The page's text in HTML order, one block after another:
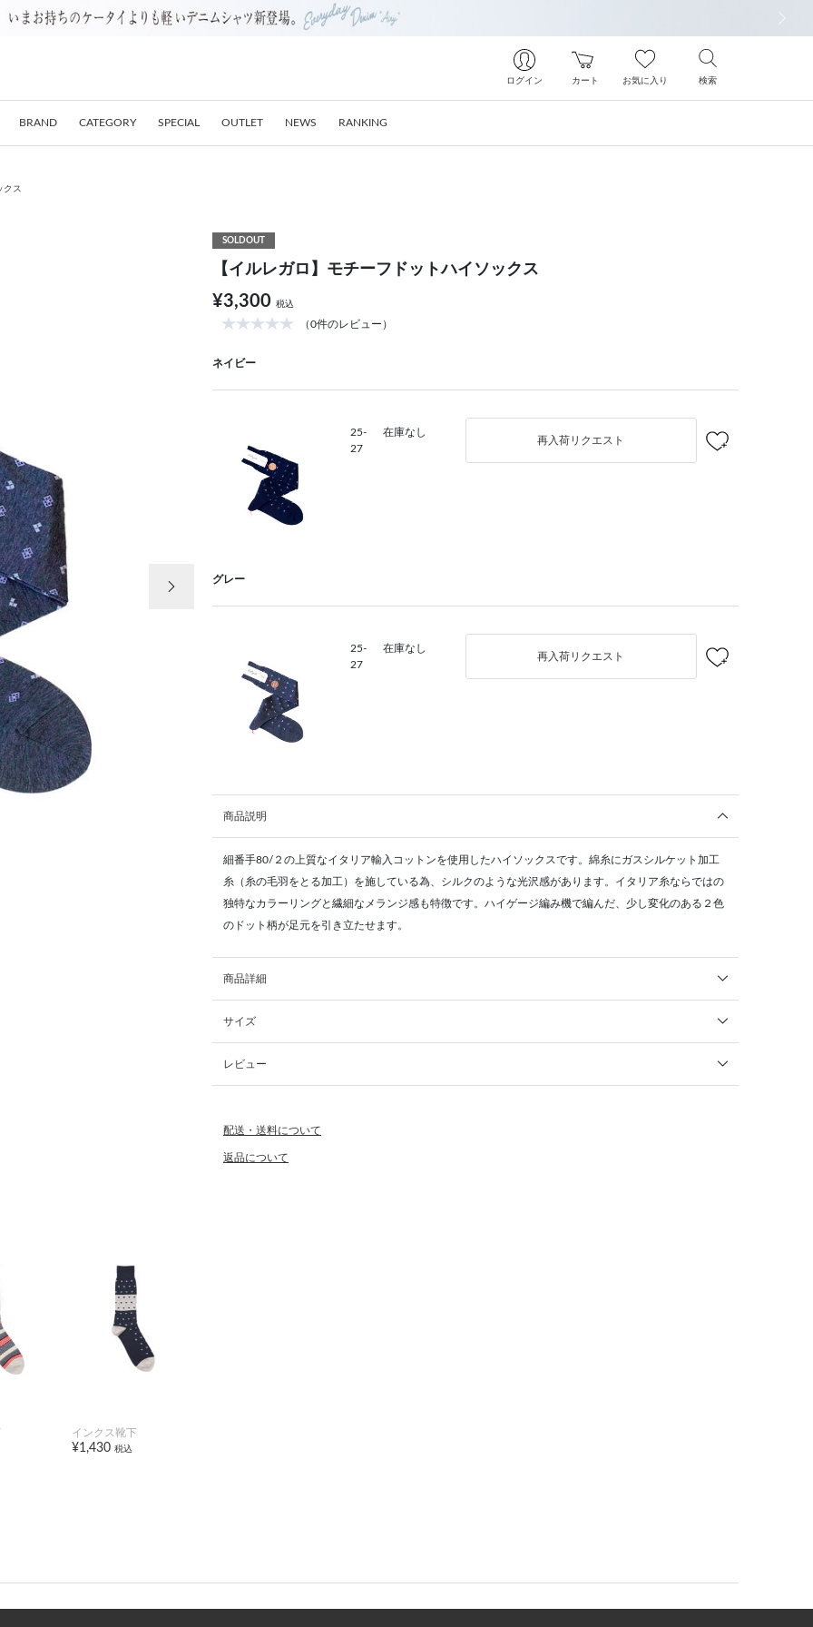
ログイン カート お気に入り 検索
BRAND CATEGORY SPECIAL OUTLET NEWS RANKING
クス
インクス靴下
¥1,430 税込
SOLDOUT
【イルレガロ】モチーフドットハイソックス
¥3,300 税込
（0件のレビュー）
ネイビー
25-
27
在庫なし
再入荷リクエスト
グレー
25-
27
在庫なし
再入荷リクエスト
商品説明
細番手80/２の上質なイタリア輸入コットンを使用したハイソックスです。綿糸にガスシルケット加工
糸（糸の毛羽をとる加工）を施している為、シルクのような光沢感があります。イタリア糸ならではの
独特なカラーリングと繊細なメランジ感も特徴です。ハイゲージ編み機で編んだ、少し変化のある２色
のドット柄が足元を引き立たせます。
商品詳細
サイズ
レビュー
配送・送料について
返品について